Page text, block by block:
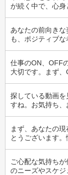
が続く中で、心身
あなたの前向き
も、ポジティブ
仕事のON、OFF
大切です。まず、
探している動画
すね。お気持ち、
まず、あなたの
とうございます。
ご心配な気持ち
のニーズやスケジ